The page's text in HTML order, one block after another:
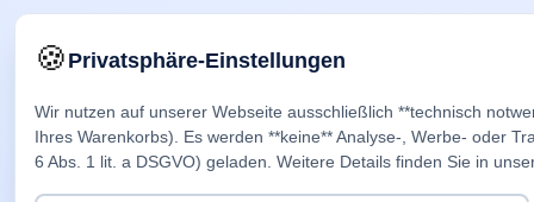
🍪Privatsphäre-Einstellungen
Wir nutzen auf unserer Webseite ausschließlich **technisch
Ihres Warenkorbs). Es werden **keine** Analyse-, Werbe- oder
6 Abs. 1 lit. a DSGVO) geladen. Weitere Details finden Sie in